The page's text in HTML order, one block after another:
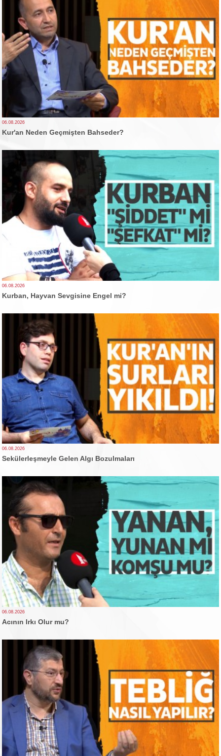
06.08.2026
Kur'an Neden Geçmişten Bahseder?
06.08.2026
Kurban, Hayvan Sevgisine Engel mi?
06.08.2026
Sekülerleşmeyle Gelen Algı Bozulmaları
06.08.2026
Acının Irkı Olur mu?